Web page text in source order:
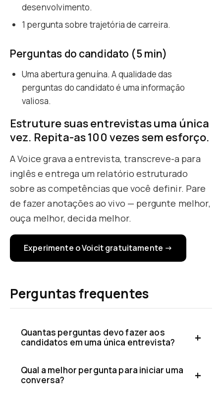
desenvolvimento.
1 pergunta sobre trajetória de carreira.
Perguntas do candidato (5 min)
Uma abertura genuína. A qualidade das
perguntas do candidato é uma informação
valiosa.
Estruture suas entrevistas uma única
vez. Repita-as 100 vezes sem esforço.
A Voice grava a entrevista, transcreve-a para
inglês e entrega um relatório estruturado
sobre as competências que você definir. Pare
de fazer anotações ao vivo — pergunte melhor,
ouça melhor, decida melhor.
Experimente o Voicit gratuitamente →
Perguntas frequentes
Quantas perguntas devo fazer aos
candidatos em uma única entrevista?
Qual a melhor pergunta para iniciar uma
conversa?